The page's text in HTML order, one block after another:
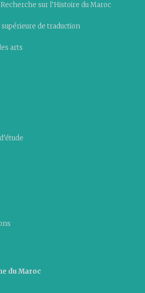
sur l’Histoire du Maroc
de traduction
arts
du Maroc